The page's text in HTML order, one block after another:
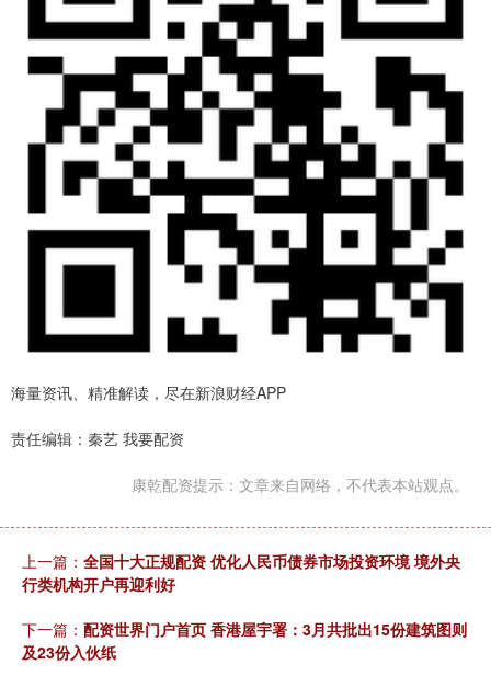
海量资讯、精准解读，尽在新浪财经APP
责任编辑：秦艺 我要配资
康乾配资提示：文章来自网络，不代表本站观点。
上一篇： 全国十大正规配资 优化人民币债券市场投资环境 境外央
行类机构开户再迎利好
下一篇： 配资世界门户首页 香港屋宇署：3月共批出15份建筑图则
及23份入伙纸